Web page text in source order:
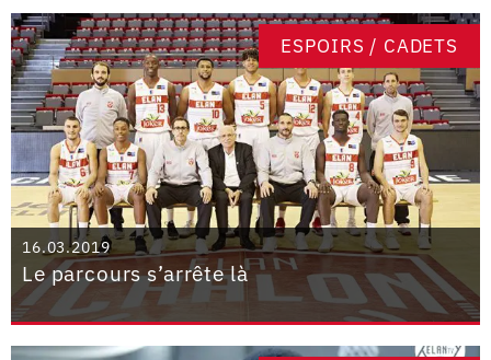
ESPOIRS / CADETS
16.03.2019
Le parcours s’arrête là